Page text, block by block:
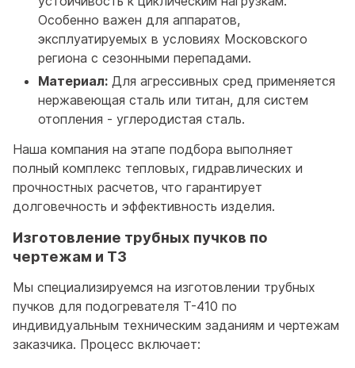
Особенно важен для аппаратов,
эксплуатируемых в условиях Московского
региона с сезонными перепадами.
Материал: Для агрессивных сред применяется
нержавеющая сталь или титан, для систем
отопления - углеродистая сталь.
Наша компания на этапе подбора выполняет
полный комплекс тепловых, гидравлических и
прочностных расчетов, что гарантирует
долговечность и эффективность изделия.
Изготовление трубных пучков по
чертежам и ТЗ
Мы специализируемся на изготовлении трубных
пучков для подогревателя T-410 по
индивидуальным техническим заданиям и чертежам
заказчика. Процесс включает: